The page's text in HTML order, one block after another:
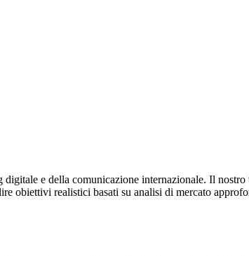
e della comunicazione internazionale. Il
realistici basati su analisi di mercato